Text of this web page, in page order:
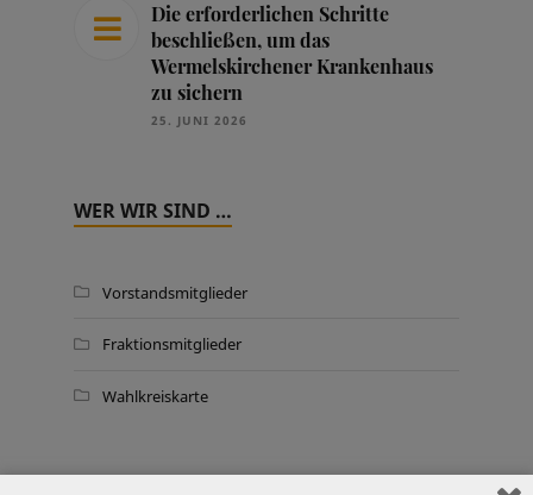
Die erforderlichen Schritte
beschließen, um das
Wermelskirchener Krankenhaus
zu sichern
25. JUNI 2026
WER WIR SIND …
Vorstandsmitglieder
Fraktionsmitglieder
Wahlkreiskarte